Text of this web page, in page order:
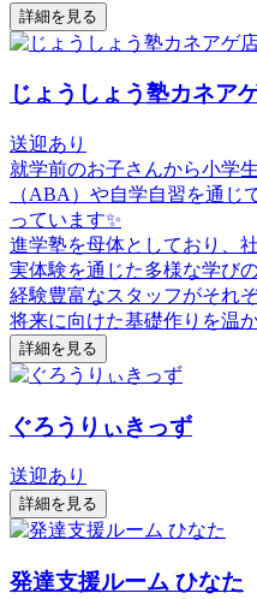
詳細を見る
じょうしょう塾カネア
送迎あり
就学前のお子さんから小学
（ABA）や自学自習を通じ
っています✨
進学塾を母体としており、
実体験を通じた多様な学び
経験豊富なスタッフがそれ
将来に向けた基礎作りを温
詳細を見る
ぐろうりぃきっず
送迎あり
詳細を見る
発達支援ルーム ひなた